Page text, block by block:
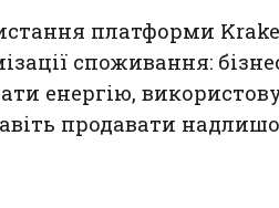
платформи
споживання:
енергію,
продавати